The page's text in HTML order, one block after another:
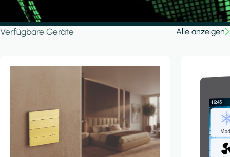
Verfügbare Geräte Alle anzeigen